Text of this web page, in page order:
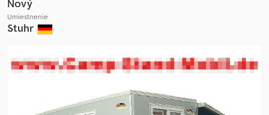
Nový
Umiestnenie
Stuhr